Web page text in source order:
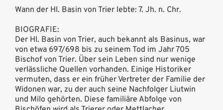
Wann der Hl. Basin von Trier lebte: 7. Jh. n. Chr.
BIOGRAFIE:
Der Hl. Basin von Trier, auch bekannt als Basinus, war
von etwa 697/698 bis zu seinem Tod im Jahr 705
Bischof von Trier. Über sein Leben sind nur wenige
verlässliche Quellen vorhanden. Einige Historiker
vermuten, dass er ein früher Vertreter der Familie der
Widonen war, zu der auch seine Nachfolger Liutwin
und Milo gehörten. Diese familiäre Abfolge von